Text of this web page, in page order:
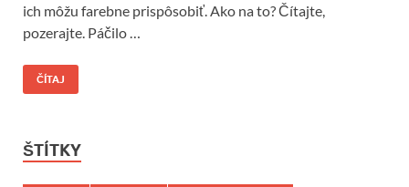
ich môžu farebne prispôsobiť. Ako na to? Čítajte,
pozerajte. Páčilo …
ČÍTAJ
ŠTÍTKY